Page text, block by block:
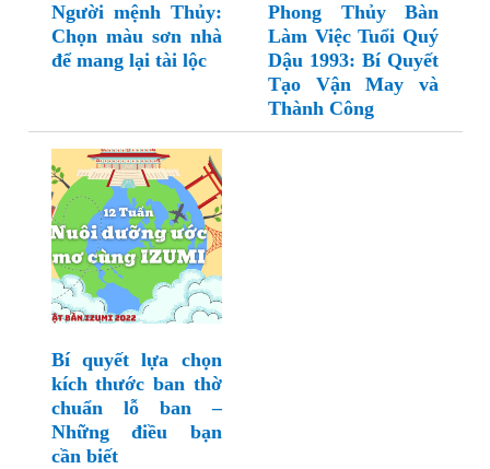
Người mệnh Thủy:
Chọn màu sơn nhà
để mang lại tài lộc
Phong Thủy Bàn
Làm Việc Tuổi Quý
Dậu 1993: Bí Quyết
Tạo Vận May và
Thành Công
Bí quyết lựa chọn
kích thước ban thờ
chuẩn lỗ ban –
Những điều bạn
cần biết